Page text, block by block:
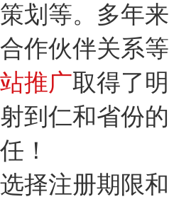
策划等。多年
合作伙伴关系
站推广取得了
射到仁和省份
任！
选择注册期限